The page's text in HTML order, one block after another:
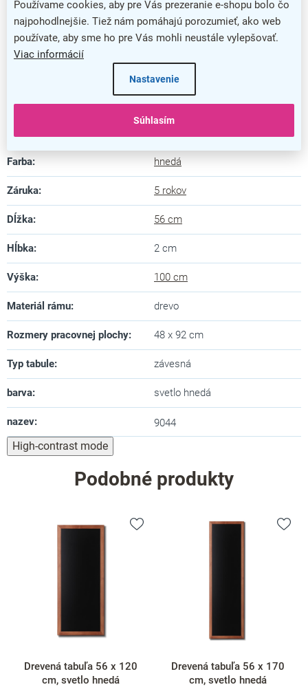
Používame cookies, aby pre Vás prezeranie e-shopu bolo čo
najpohodlnejšie. Tiež nám pomáhajú porozumieť, ako web
používate, aby sme ho pre Vás mohli neustále vylepšovať.
Viac informácií
Nastavenie
Súhlasím
Ochranný lak ochráni povrch aj pred dažďom
V priestore nezaberie prakticky žiadne miesto
Tabuľu môžete zavesiť vertikálne aj horizontálne
Dodatočné parametre
Farba: hnedá
Záruka: 5 rokov
Dĺžka: 56 cm
Hĺbka: 2 cm
Výška: 100 cm
Materiál rámu: drevo
Rozmery pracovnej plochy: 48 x 92 cm
Typ tabule: závesná
barva: svetlo hnedá
nazev: 9044
High-contrast mode
Podobné produkty
Drevená tabuľa 56 x 120
cm, svetlo hnedá
Drevená tabuľa 56 x 170
cm, svetlo hnedá